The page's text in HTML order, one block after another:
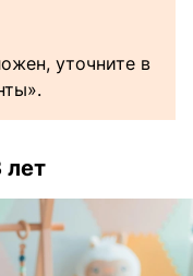
уточните в
лет